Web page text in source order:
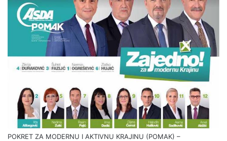
POKRET ZA MODERNU I AKTIVNU KRAJINU (POMAK) –